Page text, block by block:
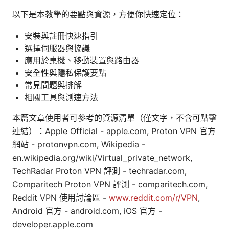
以下是本教學的要點與資源，方便你快速定位：
安裝與註冊快速指引
選擇伺服器與協議
應用於桌機、移動裝置與路由器
安全性與隱私保護要點
常見問題與排解
相關工具與測速方法
本篇文章使用者可參考的資源清單（僅文字，不含可點擊
連結）：Apple Official - apple.com, Proton VPN 官方
網站 - protonvpn.com, Wikipedia -
en.wikipedia.org/wiki/Virtual_private_network,
TechRadar Proton VPN 評測 - techradar.com,
Comparitech Proton VPN 評測 - comparitech.com,
Reddit VPN 使用討論區 - www.reddit.com/r/VPN,
Android 官方 - android.com, iOS 官方 -
developer.apple.com